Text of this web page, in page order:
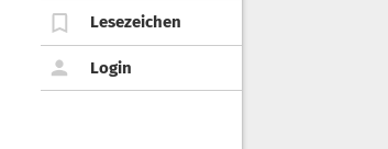
Lesezeichen
Login